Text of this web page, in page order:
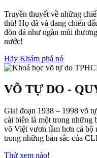
Truyền thuyết về những
thù! Họ đã và đang chiến
đòn đá như ngàn mũi
nước!
Hãy Khám phá nó
VÕ TỰ DO -
Giai đoạn 1938 – 1998 võ
cải biên là một trong những
võ Việt vươn tầm hơn cả bộ
trong những bản sắc của
Thử xem nào!